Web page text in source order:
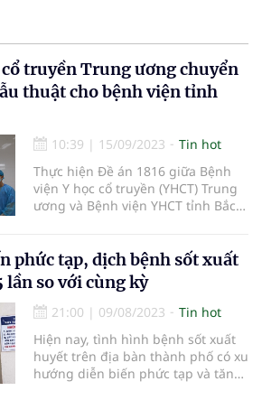
truyền Trung ương chuyển
thuật cho bệnh viện tỉnh
10:39 | 15/09/2023
Tin hot
Thực hiện Đề án 1816 giữa Bệnh
viện Y học cổ truyền (YHCT) Trung
ương và Bệnh viện YHCT tỉnh Bắc
gói kỹ thuật phẫu thuật trĩ cơ bản.
phức tạp, dịch bệnh sốt xuất
lần so với cùng kỳ
21:00 | 09/08/2023
Tin hot
Hiện nay, tình hình bệnh sốt xuất
huyết trên địa bàn thành phố có xu
hướng diễn biến phức tạp và tăng